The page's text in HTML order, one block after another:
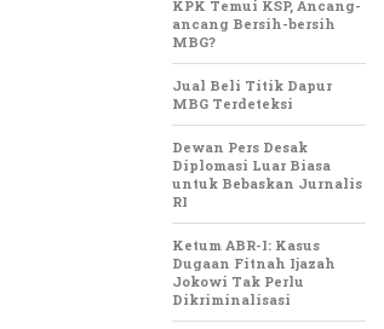
KPK Temui KSP, Ancang-
ancang Bersih-bersih
MBG?
Jual Beli Titik Dapur
MBG Terdeteksi
Dewan Pers Desak
Diplomasi Luar Biasa
untuk Bebaskan Jurnalis
RI
Ketum ABR-I: Kasus
Dugaan Fitnah Ijazah
Jokowi Tak Perlu
Dikriminalisasi